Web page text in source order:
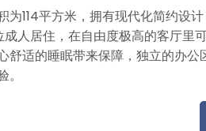
为114平方米，拥有现代化简约设
人居住，在自由度极高的客厅里
舒适的睡眠带来保障，独立的办